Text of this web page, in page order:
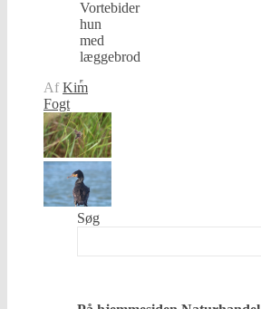
Vortebider
hun
med
læggebrod
AfKim
Fogt
Søg